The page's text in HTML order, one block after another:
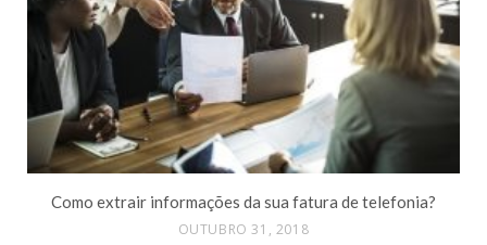
Como extrair informações da sua fatura de telefonia?
OUTUBRO 31, 2018